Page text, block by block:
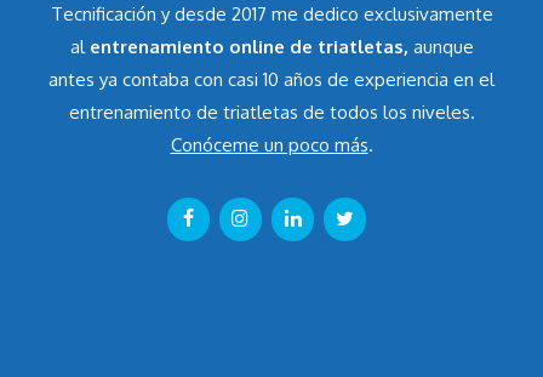
Tecnificación y desde 2017 me dedico exclusivamente
al entrenamiento online de triatletas, aunque
antes ya contaba con casi 10 años de experiencia en el
entrenamiento de triatletas de todos los niveles.
Conóceme un poco más.